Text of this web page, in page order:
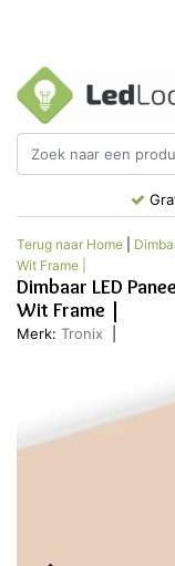
Terug naar Home
Wit Frame |
Dimbaar LED
Wit Frame |
Merk: Tronix